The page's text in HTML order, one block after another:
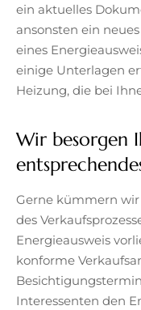
ein aktuelles
ansonsten ein
eines
einige Unterlagen
Heizung, die bei
Wir besorgen
Gerne kümmern wir
des
Energieausweis
konforme
Interessenten den